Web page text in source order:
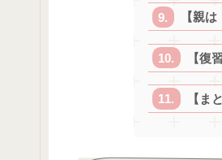
【親
【復
【ま